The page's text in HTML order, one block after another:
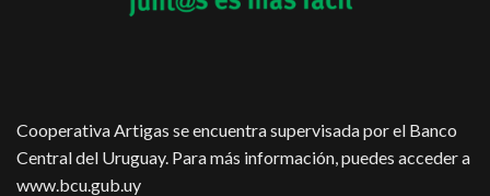
Cooperativa Artigas se encuentra supervisada por el Banco
Central del Uruguay. Para más información, puedes acceder a
www.bcu.gub.uy